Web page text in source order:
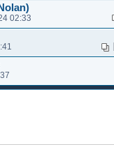
02:33